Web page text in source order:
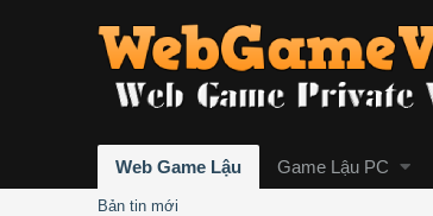
Web Game Lậu Game Lậu PC
Bản tin mới